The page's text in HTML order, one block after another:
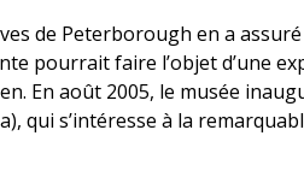
de Peterborough en a
pourrait faire l’objet d’une
En août 2005, le musée
qui s’intéresse à la